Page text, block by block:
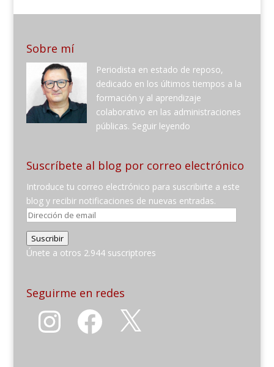
Sobre mí
Periodista en estado de reposo,
dedicado en los últimos tiempos a la
formación y al aprendizaje
colaborativo en las administraciones
públicas. Seguir leyendo
Suscríbete al blog por correo electrónico
Introduce tu correo electrónico para suscribirte a este
blog y recibir notificaciones de nuevas entradas.
Dirección
de
email
Suscribir
Únete a otros 2.944 suscriptores
Seguirme en redes
Instagram Facebook